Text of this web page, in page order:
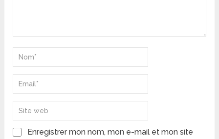
Enregistrer mon nom, mon e-mail et mon site